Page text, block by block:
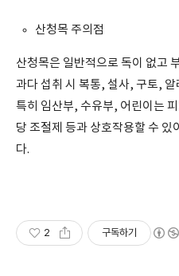
산청목 주의점
산청목은 일반적으로 독이 없고
과다 섭취 시 복통, 설사, 구토,
특히 임산부, 수유부, 어린이는
당 조절제 등과 상호작용할 수 있
다.
2 구독하기